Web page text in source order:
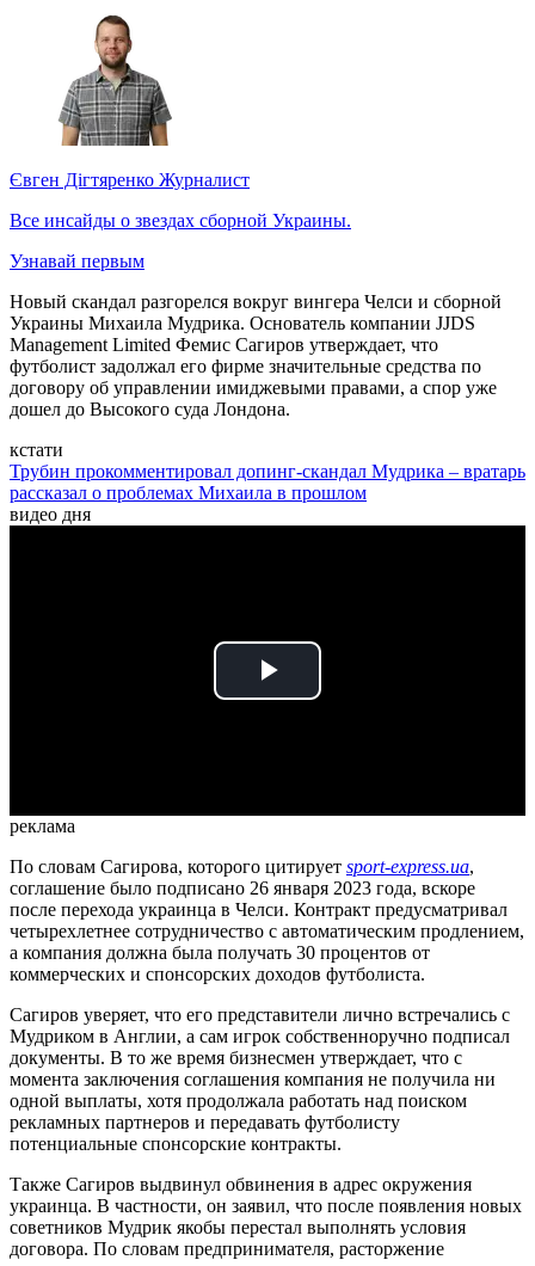
Євген Дігтяренко Журналист
Все инсайды о звездах сборной Украины.
Узнавай первым
Новый скандал разгорелся вокруг вингера Челси и сборной
Украины Михаила Мудрика. Основатель компании JJDS
Management Limited Фемис Сагиров утверждает, что
футболист задолжал его фирме значительные средства по
договору об управлении имиджевыми правами, а спор уже
дошел до Высокого суда Лондона.
кстати
Трубин прокомментировал допинг-скандал Мудрика – вратарь
рассказал о проблемах Михаила в прошлом
видео дня
Play
реклама
По словам Сагирова, которого цитирует sport-express.ua,
соглашение было подписано 26 января 2023 года, вскоре
после перехода украинца в Челси. Контракт предусматривал
четырехлетнее сотрудничество с автоматическим продлением,
а компания должна была получать 30 процентов от
коммерческих и спонсорских доходов футболиста.
Сагиров уверяет, что его представители лично встречались с
Мудриком в Англии, а сам игрок собственноручно подписал
документы. В то же время бизнесмен утверждает, что с
момента заключения соглашения компания не получила ни
одной выплаты, хотя продолжала работать над поиском
рекламных партнеров и передавать футболисту
потенциальные спонсорские контракты.
Также Сагиров выдвинул обвинения в адрес окружения
украинца. В частности, он заявил, что после появления новых
советников Мудрик якобы перестал выполнять условия
договора. По словам предпринимателя, расторжение